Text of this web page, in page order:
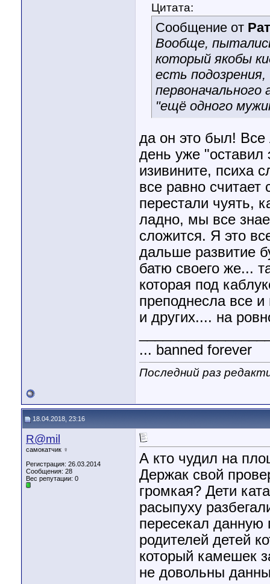
Цитата:
Сообщение от
Вообще,
который якобы
есть
первоначального
"ещё одного
да он это был! Все
день уже
изивините, психа
все равно
перестали чуять,
ладно, мы все
сложится. Я это
дальше развитие
батю своего же...
которая под
преподнесла все
и других.... на
... banned forever
Последний раз
18.04.2018, 23:16
R@mil
самокатчик ♀
Регистрация: 26.03.2014
Сообщения: 28
Вес репутации: 0
А кто чудил на
Держак свой
громкая? Дети
расыпуху
пересекал
родителей детей
который камешек
не довольны